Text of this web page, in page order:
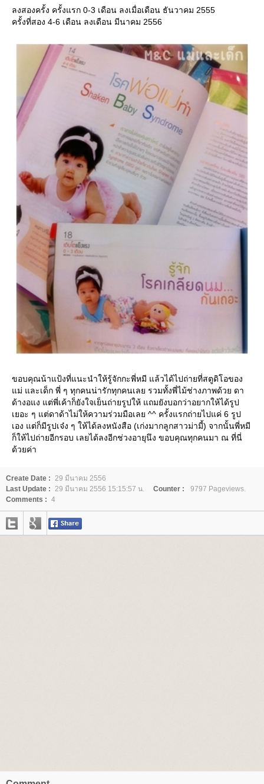
ลงสองครั้ง ครั้งแรก 0-3 เดือน ลงเมื่อเดือน ธันวาคม 2555
ครั้งที่สอง 4-6 เดือน ลงเดือน มีนาคม 2556
ขอบคุณน้าแป้งที่แนะนำให้รู้จักกะพี่หมี แล้วได้ไปถ่ายที่สตูดิโอของ
ม่ และเด็ก พี่ ๆ ทุกคนน่ารักทุกคนเลย รวมทั้งพี่ไม้ช่างภาพด้วย ดา
ด้างอแง แต่พี่เค้าก็ยังใจเย็นถ่ายรูปให้ แถมยังบอกว่าอยากให้ได้รูป
เยอะ ๆ แต่ดาด้าไม่ให้ความร่วมมือเลย ^^ ครั้งแรกถ่ายไปแค่ 6 รูป
เอง แต่ก็มีรูปเจ๋ง ๆ ให้ได้ลงหนังสือ (เก่งมากลูกสาวม่ามี้) จากนั้นพี่หมี
ก็ให้ไปถ่ายอีกรอบ เลยได้ลงอีกช่วงอายุนึง ขอบคุณทุกคนมา ณ ที่นี่
ด้วยค่า
Create Date :
29 มีนาคม 2556
Last Update :
29 มีนาคม 2556 15:15:57 น. Counter :
9797 Pageviews.
Comments : 4